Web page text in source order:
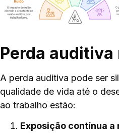
Perda
A perda auditiva pode ser
qualidade de vida até o
ao trabalho estão:
Exposição contínua a